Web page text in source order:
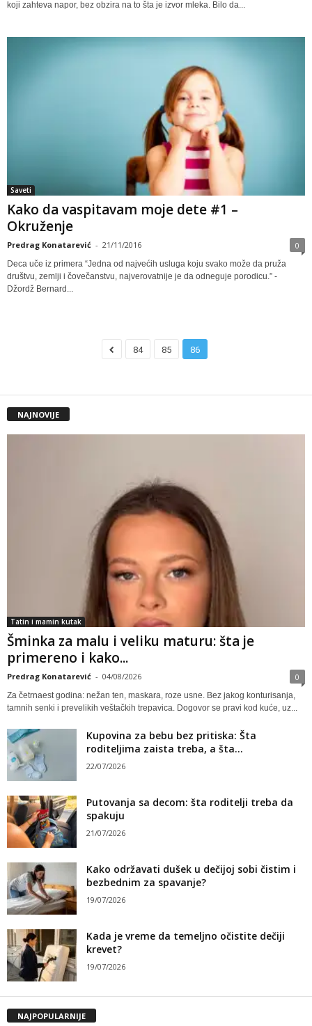
koji zahteva napor, bez obzira na to šta je izvor mleka. Bilo da...
Saveti
Kako da vaspitavam moje dete #1 –
Okruženje
Predrag Konatarević - 21/11/2016 0
Deca uče iz primera “Jedna od najvećih usluga koju svako može da pruža
društvu, zemlji i čovečanstvu, najverovatnije je da odneguje porodicu.” -
Džordž Bernard...
84 85 86
NAJNOVIJE
Tatin i mamin kutak
Šminka za malu i veliku maturu: šta je
primereno i kako...
Predrag Konatarević - 04/08/2026 0
Za četrnaest godina: nežan ten, maskara, roze usne. Bez jakog konturisanja,
tamnih senki i prevelikih veštačkih trepavica. Dogovor se pravi kod kuće, uz...
Kupovina za bebu bez pritiska: Šta
roditeljima zaista treba, a šta...
22/07/2026
Putovanja sa decom: šta roditelji treba da
spakuju
21/07/2026
Kako održavati dušek u dečijoj sobi čistim i
bezbednim za spavanje?
19/07/2026
Kada je vreme da temeljno očistite dečiji
krevet?
19/07/2026
NAJPOPULARNIJE